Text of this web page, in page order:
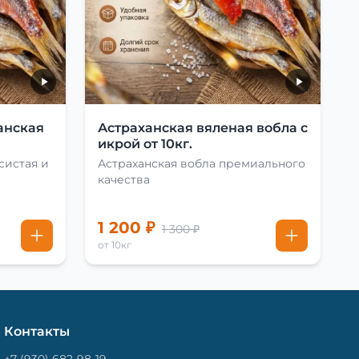
и
Астраханская вяленая вобла с
икрой от 10кг.
Астраханская вобла премиального
качества
1 200 ₽ 1 300 ₽
от 10кг
Контакты